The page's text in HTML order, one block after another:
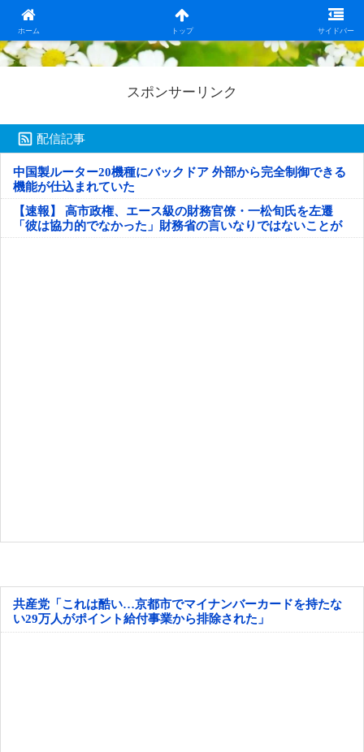
ホーム トップ サイドバー
日本第一！ニュース録
スポンサーリンク
配信記事
中国製ルーター20機種にバックドア 外部から完全制御できる
機能が仕込まれていた
【速報】 高市政権、エース級の財務官僚・一松旬氏を左遷
「彼は協力的でなかった」財務省の言いなりではないことが
判明
共産党「これは酷い…京都市でマイナンバーカードを持たな
い29万人がポイント給付事業から排除された」